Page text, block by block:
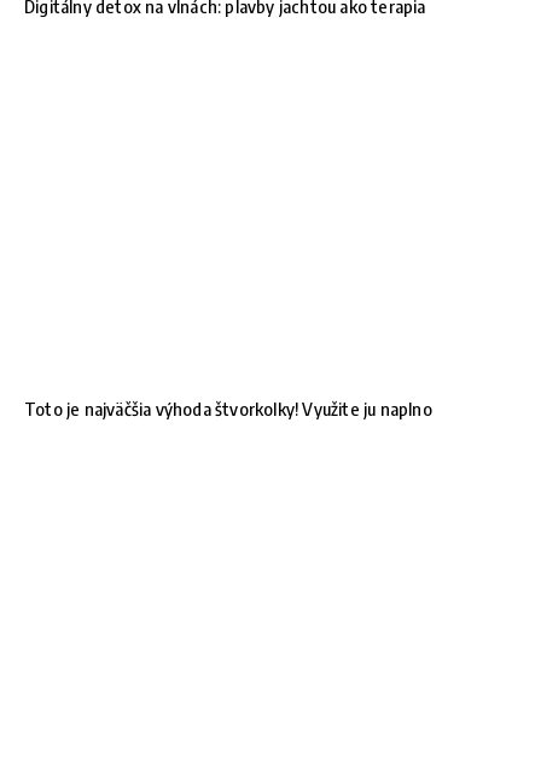
Digitálny detox na vlnách: plavby jachtou ako terapia
Toto je najväčšia výhoda štvorkolky! Využite ju naplno